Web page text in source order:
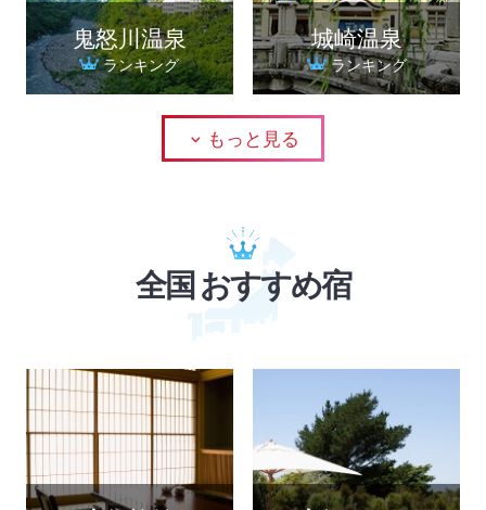
鬼怒川温泉
ランキング
城崎温泉
ランキング
もっと見る
全国 おすすめ宿